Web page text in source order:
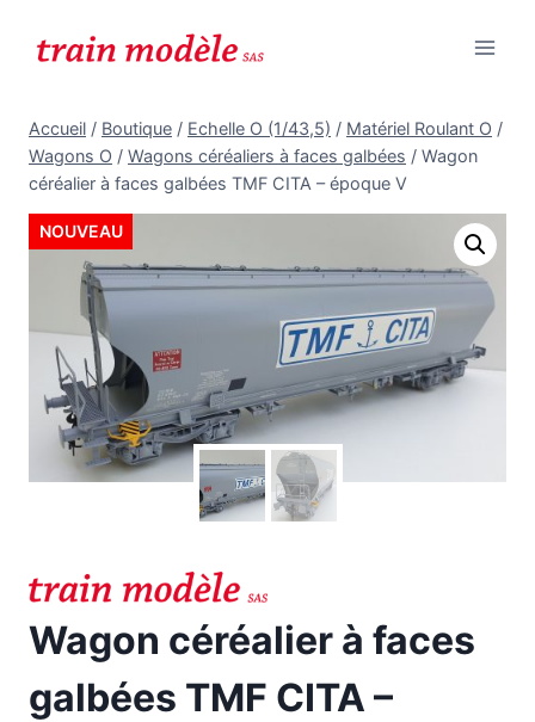
Accueil / Boutique / Echelle O (1/43,5) / Matériel Roulant O /
Wagons O / Wagons céréaliers à faces galbées / Wagon
céréalier à faces galbées TMF CITA – époque V
NOUVEAU
Wagon céréalier à faces
galbées TMF CITA –